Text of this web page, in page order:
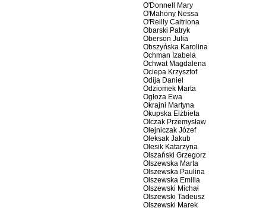
O'Donnell Mary
O'Mahony Nessa
O'Reilly Caitriona
Obarski Patryk
Oberson Julia
Obszyńska Karolina
Ochman Izabela
Ochwat Magdalena
Ociepa Krzysztof
Odija Daniel
Odziomek Marta
Ogłoza Ewa
Okrajni Martyna
Okupska Elżbieta
Olczak Przemysław
Olejniczak Józef
Oleksak Jakub
Olesik Katarzyna
Olszański Grzegorz
Olszewska Marta
Olszewska Paulina
Olszewska Emilia
Olszewski Michał
Olszewski Tadeusz
Olszewski Marek